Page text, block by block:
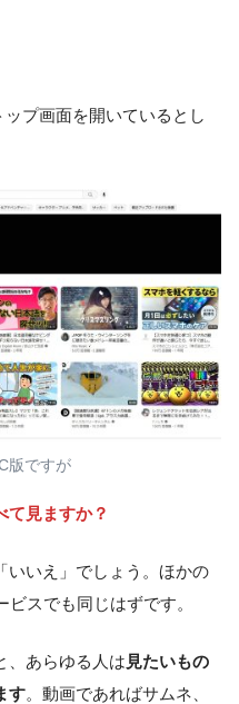
プ画面を開いているとし
版ですが
て見ますか？
いいえ」でしょう。ほかの
スでも同じはずです。
、あらゆる人は 見たいもの
す。動画であればサムネ、